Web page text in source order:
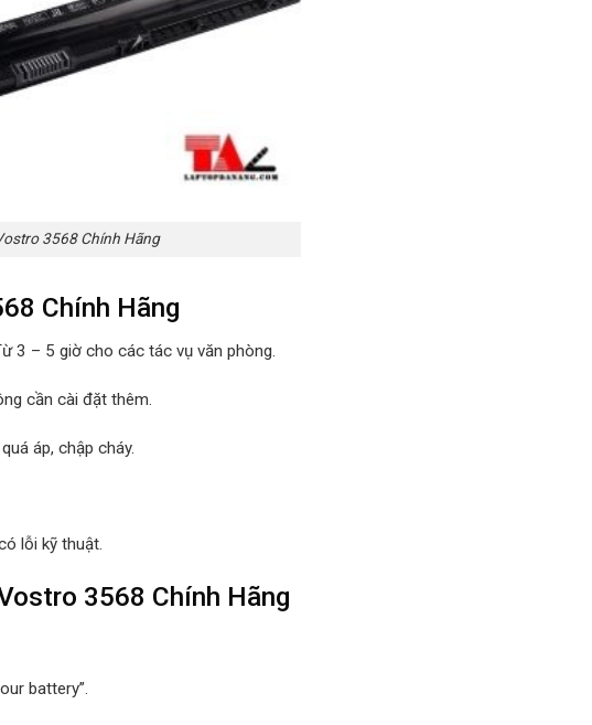
3568 Chính Hãng
Chính Hãng
3 – 5 giờ cho các tác vụ văn phòng.
cần cài đặt thêm.
áp, chập cháy.
lỗi kỹ thuật.
3568 Chính Hãng
battery”.